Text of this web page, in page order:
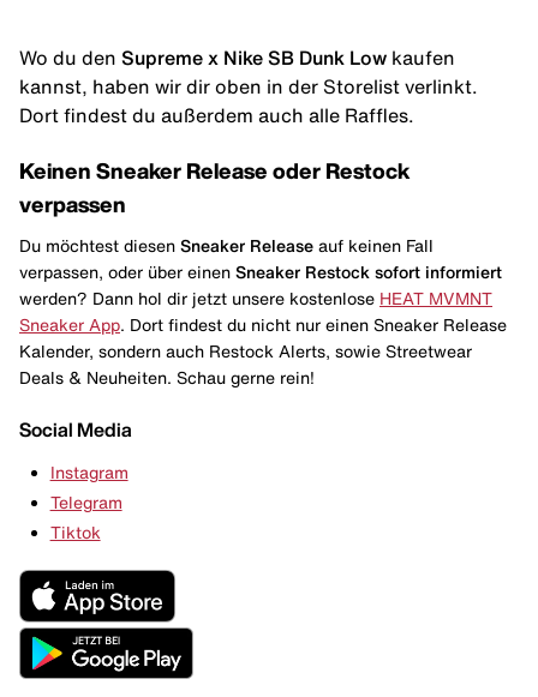
Wo du den Supreme x Nike SB Dunk Low kaufen
kannst, haben wir dir oben in der Storelist verlinkt.
Dort findest du außerdem auch alle Raffles.
Keinen Sneaker Release oder Restock
verpassen
Du möchtest diesen Sneaker Release auf keinen Fall
verpassen, oder über einen Sneaker Restock sofort informiert
werden? Dann hol dir jetzt unsere kostenlose HEAT MVMNT
Sneaker App. Dort findest du nicht nur einen Sneaker Release
Kalender, sondern auch Restock Alerts, sowie Streetwear
Deals & Neuheiten. Schau gerne rein!
Social Media
Instagram
Telegram
Tiktok